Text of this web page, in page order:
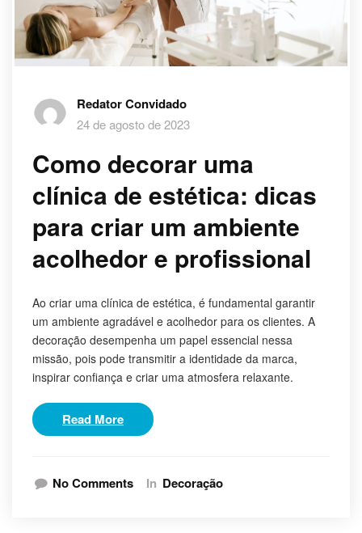
Redator Convidado
24 de agosto de 2023
Como decorar uma
clínica de estética: dicas
para criar um ambiente
acolhedor e profissional
Ao criar uma clínica de estética, é fundamental garantir
um ambiente agradável e acolhedor para os clientes. A
decoração desempenha um papel essencial nessa
missão, pois pode transmitir a identidade da marca,
inspirar confiança e criar uma atmosfera relaxante.
Read More
No Comments In Decoração